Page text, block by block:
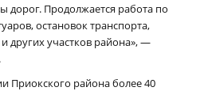
дорог. Продолжается работа по
остановок транспорта,
других участков района», —
Приокского района более 40